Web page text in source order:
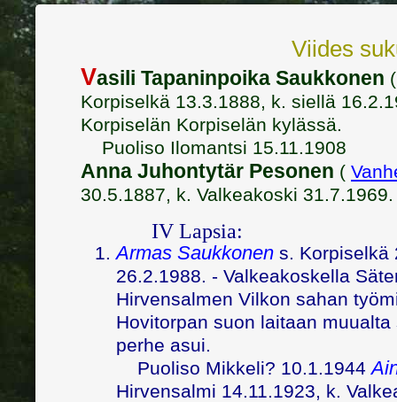
Viides
Vasili Tapaninpoika Saukkonen
Korpiselkä 13.3.1888, k. siellä
Korpiselän Korpiselän kylässä.
Puoliso Ilomantsi 15.11.1908
Anna Juhontytär Pesonen (
30.5.1887, k. Valkeakoski 31.7.1969.
IV Lapsia:
Armas Saukkonen s. Korpiselkä
26.2.1988. - Valkeakoskella
Hirvensalmen Vilkon sahan
Hovitorpan suon laitaan
perhe asui.
Puoliso Mikkeli? 10.1.1944
Hirvensalmi 14.11.1923, k.